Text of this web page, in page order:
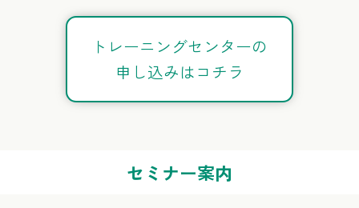
トレーニングセンターの
申し込みはコチラ
セミナー案内